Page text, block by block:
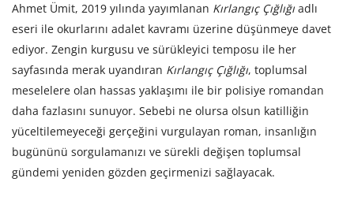
Ahmet Ümit, 2019 yılında yayımlanan Kırlangıç Çığlığı adlı
eseri ile okurlarını adalet kavramı üzerine düşünmeye davet
ediyor. Zengin kurgusu ve sürükleyici temposu ile her
sayfasında merak uyandıran Kırlangıç Çığlığı, toplumsal
meselelere olan hassas yaklaşımı ile bir polisiye romandan
daha fazlasını sunuyor. Sebebi ne olursa olsun katilliğin
yüceltilemeyeceği gerçeğini vurgulayan roman, insanlığın
bugününü sorgulamanızı ve sürekli değişen toplumsal
gündemi yeniden gözden geçirmenizi sağlayacak.